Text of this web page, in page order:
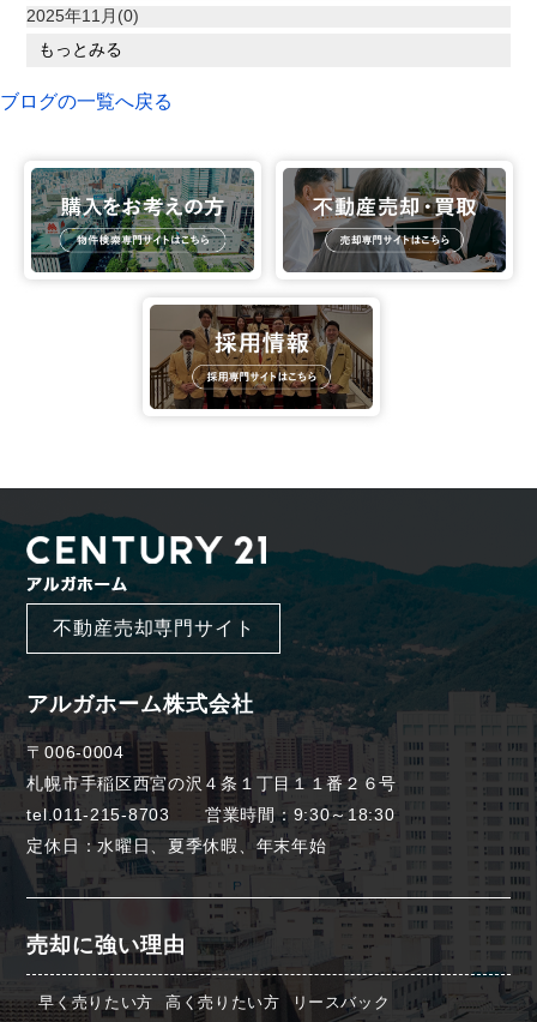
2025年11月(0)
もっとみる
ブログの一覧へ戻る
不動産売却専門サイト
アルガホーム株式会社
〒006-0004
札幌市手稲区西宮の沢４条１丁目１１番２６号
tel.011-215-8703 営業時間：9:30～18:30
定休日：水曜日、夏季休暇、年末年始
売却に強い理由
早く売りたい方 高く売りたい方
リースバック